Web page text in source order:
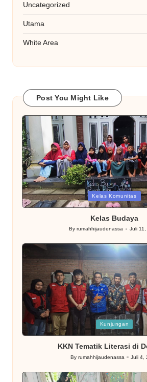
Uncategorized
Utama
White Area
Post You Might Like
Posted
in
Kelas Komunitas
Kelas Budaya
Posted
Byrumahhijaudenassa Juli
Posted
in
Kunjungan
KKN Tematik Literasi di
Posted
By rumahhijaudenassa Juli 4,